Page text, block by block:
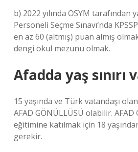
b) 2022 yılında ÖSYM tarafından
Personeli Seçme Sınavı’nda
en az 60 (altmış) puan almış
dengi okul mezunu olmak.
Afadda yaş sınırı
15 yaşında ve Türk vatandaşı
AFAD GÖNÜLLÜSÜ olabilir.
eğitimine katılmak için 18
gerekir.